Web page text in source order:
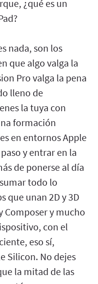
¿qué es un
nada, son los
que algo valga la
Pro valga la pena
lleno de
la tuya con
formación
en entornos Apple
y entrar en la
de ponerse al día
sumar todo lo
que unan 2D y 3D
Composer y mucho
con el
eso sí,
Silicon. No dejes
la mitad de las